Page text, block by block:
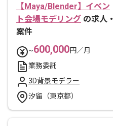
【Maya/Blender】イベン
ト会場モデリング の求人・
案件
~600,000円／月
業務委託
3D背景モデラー
汐留（東京都）